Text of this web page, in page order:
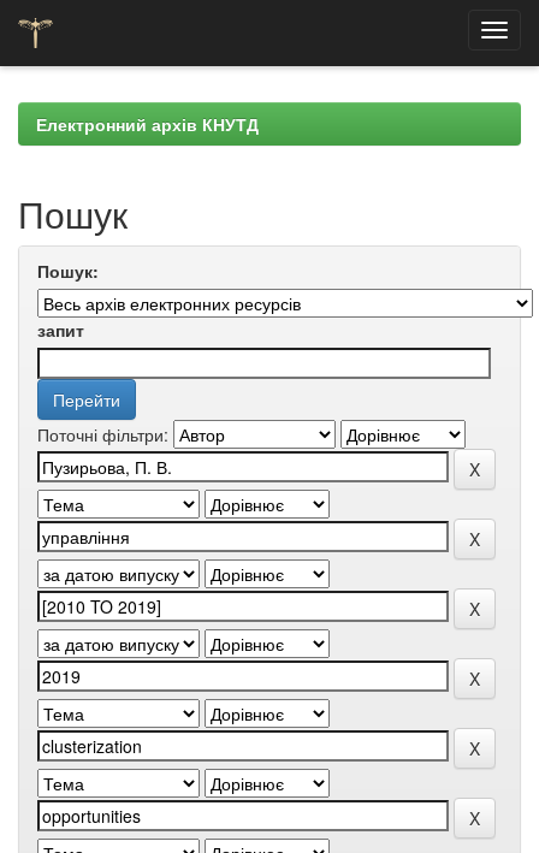
navigationЕлектронний архів КНУТД
Пошук
Пошук:
запит
Поточні фільтри: